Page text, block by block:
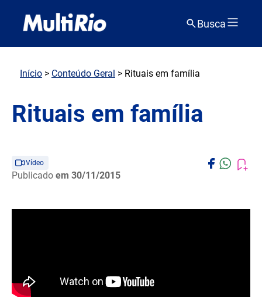
Busca
Início > Conteúdo Geral > Rituais em família
Rituais em família
Vídeo
Publicado em 30/11/2015